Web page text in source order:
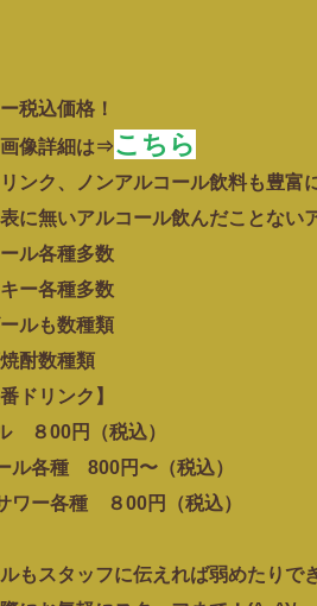
税込価格！
画像詳細は⇒こちら
ンク、ノンアルコール飲料も豊富
に無いアルコール飲んだことない
ル各種多数
ー各種多数
ルも数種類
酎数種類
ドリンク】
８00円（税込）
ル各種 800円〜（税込）
ワー各種 ８00円（税込）
もスタッフに伝えれば弱めたりで